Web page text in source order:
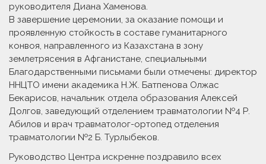
руководителя Диана Хаменова.
В завершение церемонии, за оказание помощи и
проявленную стойкость в составе гуманитарного
конвоя, направленного из Казахстана в зону
землетрясения в Афганистане, специальными
Благодарственными письмами были отмечены: директор
ННЦТО имени академика Н.Ж. Батпенова Олжас
Бекарисов, начальник отдела образования Алексей
Долгов, заведующий отделением травматологии №4 Р.
Абилов и врач травматолог-ортопед отделения
травматологии №2 Б. Турлыбеков.
Руководство Центра искренне поздравило всех